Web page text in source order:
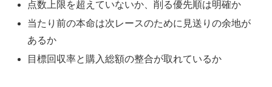
点数上限を超えていないか、削る優先順は明確か
当たり前の本命は次レースのために見送りの余地が
あるか
目標回収率と購入総額の整合が取れているか